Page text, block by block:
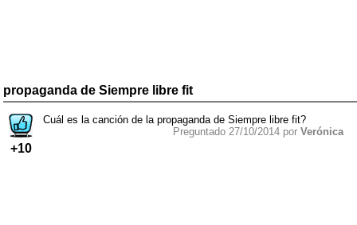
propaganda de Siempre libre fit
+10
Cuál es la canción de la propaganda de Siempre libre fit?
Preguntado 27/10/2014 por Verónica